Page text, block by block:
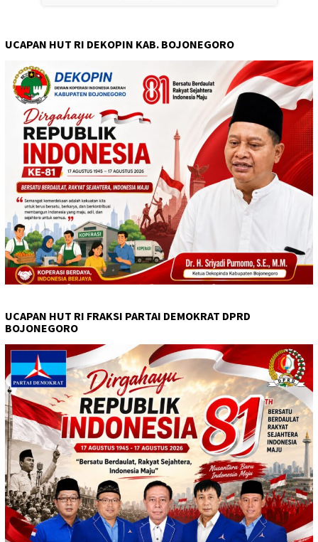
UCAPAN HUT RI DEKOPIN KAB. BOJONEGORO
UCAPAN HUT RI FRAKSI PARTAI DEMOKRAT DPRD
BOJONEGORO